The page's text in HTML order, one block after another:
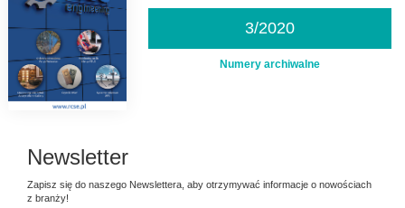
3/2020
Numery archiwalne
Newsletter
Zapisz się do naszego Newslettera, aby otrzymywać informacje o nowościach
z branży!